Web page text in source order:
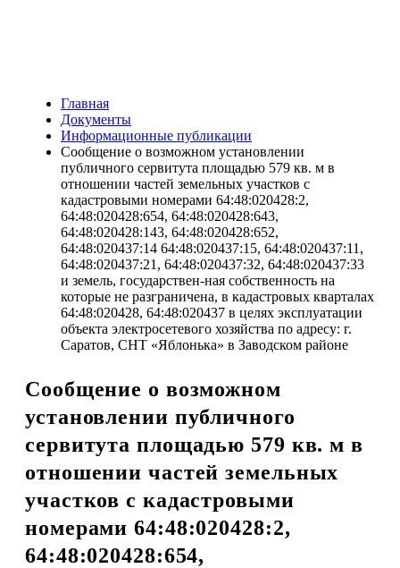
Главная
Документы
Информационные публикации
Сообщение о возможном установлении
публичного сервитута площадью 579 кв. м в
отношении частей земельных участков с
кадастровыми номерами 64:48:020428:2,
64:48:020428:654, 64:48:020428:643,
64:48:020428:143, 64:48:020428:652,
64:48:020437:14 64:48:020437:15, 64:48:020437:11,
64:48:020437:21, 64:48:020437:32, 64:48:020437:33
и земель, государствен-ная собственность на
которые не разграничена, в кадастровых кварталах
64:48:020428, 64:48:020437 в целях эксплуатации
объекта электросетевого хозяйства по адресу: г.
Саратов, СНТ «Яблонька» в Заводском районе
Сообщение о возможном
установлении публичного
сервитута площадью 579 кв. м в
отношении частей земельных
участков с кадастровыми
номерами 64:48:020428:2,
64:48:020428:654,